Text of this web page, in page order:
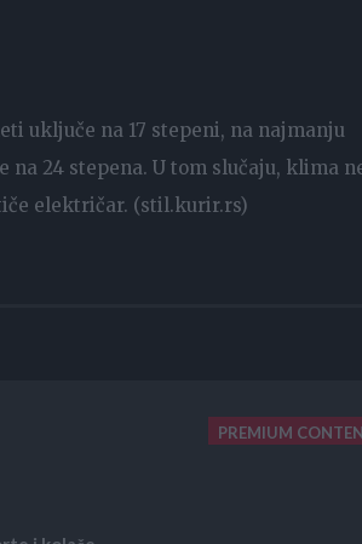
uključe na 17 stepeni, na najmanju
24 stepena. U tom slučaju, klima
električar. (stil.kurir.rs)
PREMIUM